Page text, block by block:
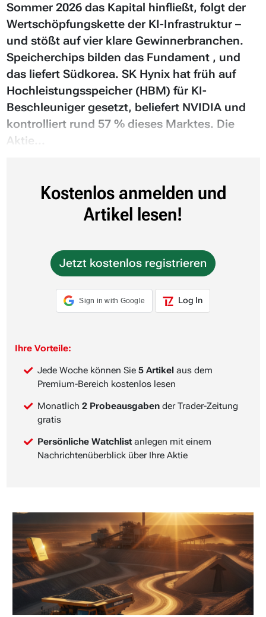
Sommer 2026 das Kapital hinfließt, folgt der
Wertschöpfungskette der KI-Infrastruktur –
und stößt auf vier klare Gewinnerbranchen.
Speicherchips bilden das Fundament , und
das liefert Südkorea. SK Hynix hat früh auf
Hochleistungsspeicher (HBM) für KI-
Beschleuniger gesetzt, beliefert NVIDIA und
kontrolliert rund 57 % dieses Marktes. Die
Aktie...
Kostenlos anmelden und
Artikel lesen!
Jetzt kostenlos registrieren
Sign in with Google Log In
Ihre Vorteile:
Jede Woche können Sie 5 Artikel aus dem
Premium-Bereich kostenlos lesen
Monatlich 2 Probeausgaben der Trader-Zeitung
gratis
Persönliche Watchlist anlegen mit einem
Nachrichtenüberblick über Ihre Aktie